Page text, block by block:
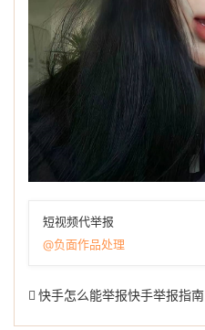
短视频代举报
@负面作品处理
快手怎么能举报快手举报指南